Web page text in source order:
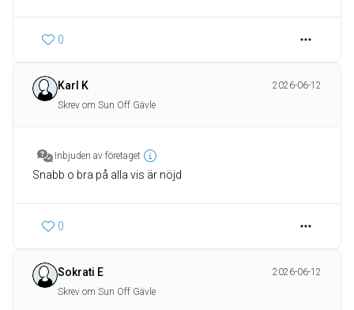
0
Karl K
2026-06-12
Skrev om Sun Off Gävle
Inbjuden av företaget
Snabb o bra på alla vis är nöjd
0
Sokrati E
2026-06-12
Skrev om Sun Off Gävle